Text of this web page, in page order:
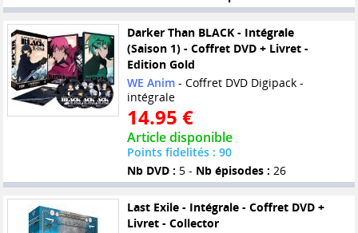
Darker Than BLACK - Intégrale
(Saison 1) - Coffret DVD + Livret -
Edition Gold
WE Anim- Coffret DVD Digipack -
intégrale
14.95 €
Article disponible
Points fidelités : 90
Nb DVD : 5 - Nb épisodes : 26
Last Exile - Intégrale - Coffret DVD +
Livret - Collector